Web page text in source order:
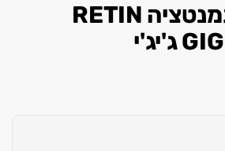
סבון בר לפיגמנטציה RETIN